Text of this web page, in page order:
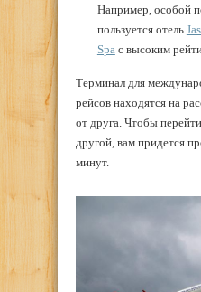
Например, особой
пользуется отель
Spa с высоким
Терминал для
рейсов находятся на
от друга. Чтобы
другой, вам придется
минут.